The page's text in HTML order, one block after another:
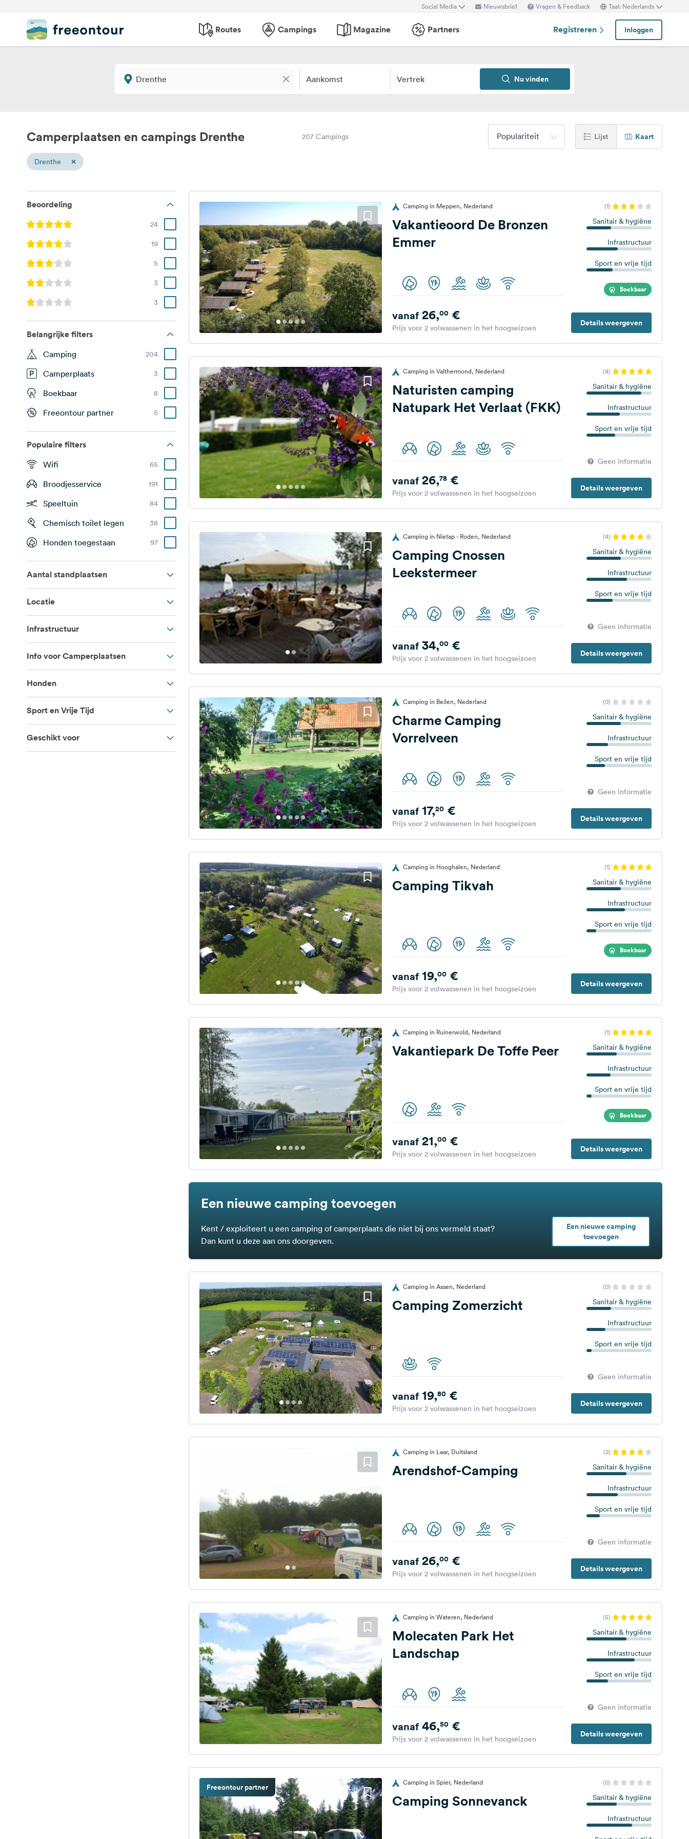
Social Media Nieuwsbrief Vragen & Feedback Taal: Nederlands
Routes Campings Magazine Partners Registreren Inloggen
Aankomst Vertrek Nu vinden
Camperplaatsen en campings Drenthe 207 Campings Populariteit Lijst Kaart
Drenthe ×
Beoordeling
24
19
5
3
3
Belangrijke filters
Camping 204
Camperplaats 3
Boekbaar 8
Freeontour partner 5
Populaire filters
Wifi 65
Broodjesservice 191
Speeltuin 84
Chemisch toilet legen 38
Honden toegestaan 97
Aantal standplaatsen
Locatie
Infrastructuur
Info voor Camperplaatsen
Honden
Sport en Vrije Tijd
Geschikt voor
Camping in Meppen, Nederland (1)
Vakantieoord De Bronzen
Emmer
Sanitair & hygiëne
Infrastructuur
Sport en vrije tijd
Boekbaar
Details weergeven
vanaf26,00€
Prijs voor 2 volwassenen in het hoogseizoen
Camping in Valthermond, Nederland (4)
Naturisten camping
Natupark Het Verlaat (FKK)
Sanitair & hygiëne
Infrastructuur
Sport en vrije tijd
Geen informatie
Details weergeven
vanaf26,78€
Prijs voor 2 volwassenen in het hoogseizoen
Camping in Nietap - Roden, Nederland (4)
Camping Cnossen
Leekstermeer
Sanitair & hygiëne
Infrastructuur
Sport en vrije tijd
Geen informatie
Details weergeven
vanaf34,00€
Prijs voor 2 volwassenen in het hoogseizoen
Camping in Beilen, Nederland (0)
Charme Camping
Vorrelveen
Sanitair & hygiëne
Infrastructuur
Sport en vrije tijd
Geen informatie
Details weergeven
vanaf17,20€
Prijs voor 2 volwassenen in het hoogseizoen
Camping in Hooghalen, Nederland (1)
Camping Tikvah Sanitair & hygiëne
Infrastructuur
Sport en vrije tijd
Boekbaar
Details weergeven
vanaf19,00€
Prijs voor 2 volwassenen in het hoogseizoen
Camping in Ruinerwold, Nederland (1)
Vakantiepark De Toffe Peer Sanitair & hygiëne
Infrastructuur
Sport en vrije tijd
Boekbaar
Details weergeven
vanaf21,00€
Prijs voor 2 volwassenen in het hoogseizoen
Een nieuwe camping toevoegen
Kent / exploiteert u een camping of camperplaats die niet bij ons vermeld staat?
Dan kunt u deze aan ons doorgeven.
Een nieuwe camping
toevoegen
Camping in Assen, Nederland (0)
Camping Zomerzicht Sanitair & hygiëne
Infrastructuur
Sport en vrije tijd
Geen informatie
Details weergeven
vanaf19,80€
Prijs voor 2 volwassenen in het hoogseizoen
Camping in Laar, Duitsland (2)
Arendshof-Camping Sanitair & hygiëne
Infrastructuur
Sport en vrije tijd
Geen informatie
Details weergeven
vanaf26,00€
Prijs voor 2 volwassenen in het hoogseizoen
Camping in Wateren, Nederland (5)
Molecaten Park Het
Landschap
Sanitair & hygiëne
Infrastructuur
Sport en vrije tijd
Geen informatie
Details weergeven
vanaf46,50€
Prijs voor 2 volwassenen in het hoogseizoen
Freeontour partner Camping in Spier, Nederland (0)
Camping Sonnevanck Sanitair & hygiëne
Infrastructuur